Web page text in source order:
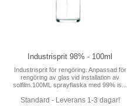
Industrisprit 98% - 100ml
Industrisprit för rengöring. Anpassad för
rengöring av glas vid installation av
solfilm.100ML sprayflaska med 99% is...
Standard - Leverans 1-3 dagar!